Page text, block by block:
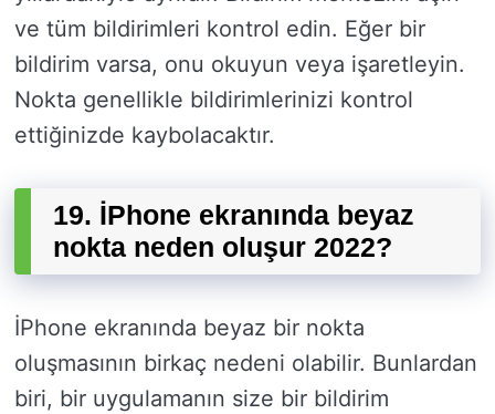
ve tüm bildirimleri kontrol edin. Eğer bir
bildirim varsa, onu okuyun veya işaretleyin.
Nokta genellikle bildirimlerinizi kontrol
ettiğinizde kaybolacaktır.
19. İPhone ekranında beyaz
nokta neden oluşur 2022?
İPhone ekranında beyaz bir nokta
oluşmasının birkaç nedeni olabilir. Bunlardan
biri, bir uygulamanın size bir bildirim